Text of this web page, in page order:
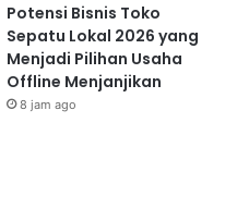
Potensi Bisnis Toko
Sepatu Lokal 2026 yang
Menjadi Pilihan Usaha
Offline Menjanjikan
8 jam ago